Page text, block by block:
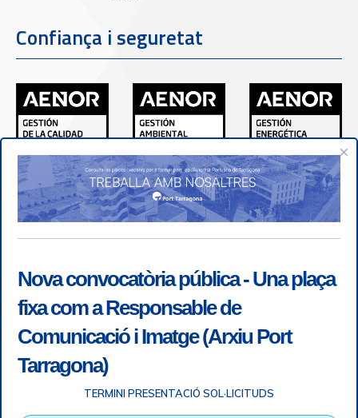
Confiança i seguretat
×
Nova convocatòria pública - Una plaça
fixa com a Responsable de
Comunicació i Imatge (Arxiu Port
Tarragona)
TERMINI PRESENTACIÓ SOL·LICITUDS